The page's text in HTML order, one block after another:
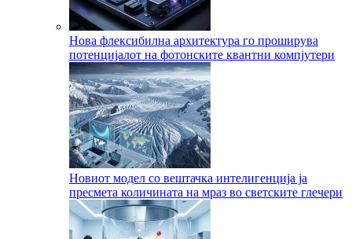
Нова флексибилна архитектура го проширува
потенцијалот на фотонските квантни компјутери
Новиот модел со вештачка интелигенција ја
пресмета количината на мраз во светските глечери